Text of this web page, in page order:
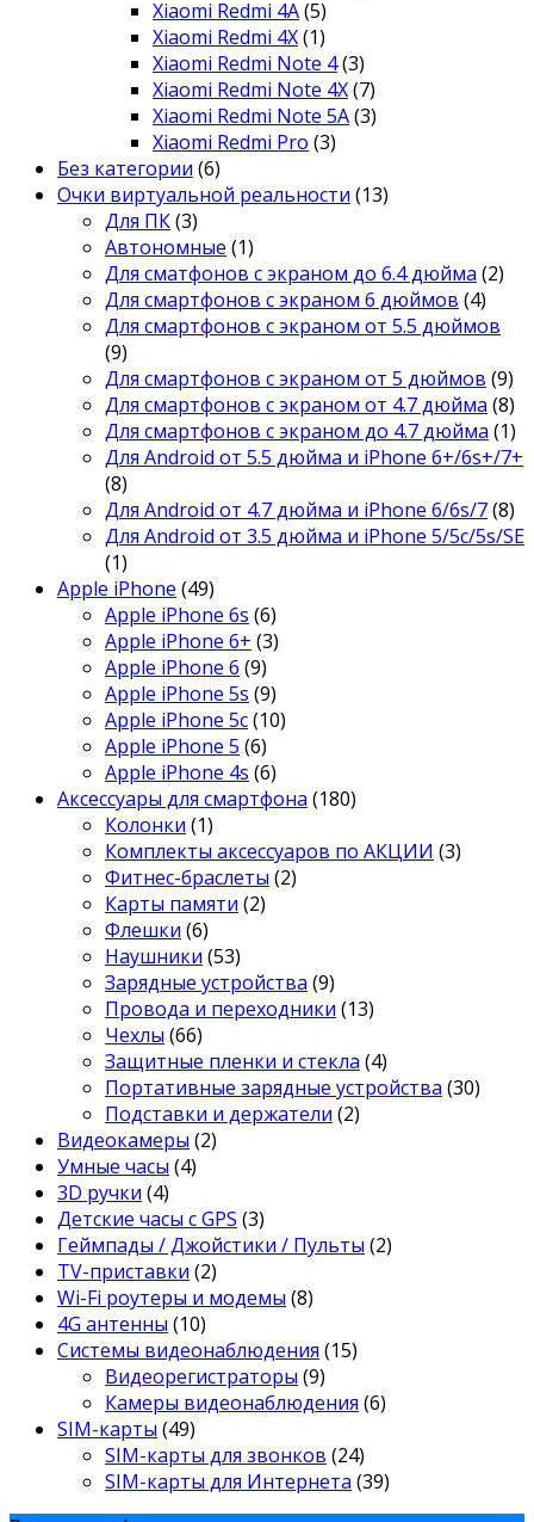
Xiaomi Redmi 4A(5)
Xiaomi Redmi 4X(1)
Xiaomi Redmi Note 4(3)
Xiaomi Redmi Note 4X(7)
Xiaomi Redmi Note 5A(3)
Xiaomi Redmi Pro (3)
Без категории (6)
Очки виртуальной реальности (13)
Для ПК(3)
Автономные (1)
Для сматфонов с экраном до 6.4 дюйма (2)
Для смартфонов с экраном 6 дюймов (4)
Для смартфонов с экраном от 5.5 дюймов
(9)
Для смартфонов с экраном от 5 дюймов (9)
Для смартфонов с экраном от 4.7 дюйма (8)
Для смартфонов с экраном до 4.7 дюйма (1)
Для Android от 5.5 дюйма и iPhone 6+/6s+/7+
(8)
Для Android от 4.7 дюйма и iPhone 6/6s/7(8)
Для Android от 3.5 дюйма и iPhone 5/5c/5s/SE
(1)
Apple iPhone (49)
Apple iPhone 6s (6)
Apple iPhone 6+ (3)
Apple iPhone 6 (9)
Apple iPhone 5s (9)
Apple iPhone 5c(10)
Apple iPhone 5 (6)
Apple iPhone 4s (6)
Аксессуары для смартфона (180)
Колонки (1)
Комплекты аксессуаров по АКЦИИ (3)
Фитнес-браслеты (2)
Карты памяти (2)
Флешки (6)
Наушники (53)
Зарядные устройства (9)
Провода и переходники (13)
Чехлы (66)
Защитные пленки и стекла (4)
Портативные зарядные устройства (30)
Подставки и держатели (2)
Видеокамеры (2)
Умные часы (4)
3D ручки (4)
Детские часы с GPS (3)
Геймпады / Джойстики / Пульты (2)
TV-приставки (2)
Wi-Fi роутеры и модемы (8)
4G антенны (10)
Системы видеонаблюдения (15)
Видеорегистраторы (9)
Камеры видеонаблюдения (6)
SIM-карты (49)
SIM-карты для звонков (24)
SIM-карты для Интернета (39)